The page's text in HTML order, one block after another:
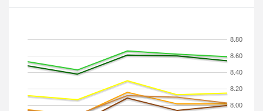
8.00
8.20
8.40
8.60
8.80